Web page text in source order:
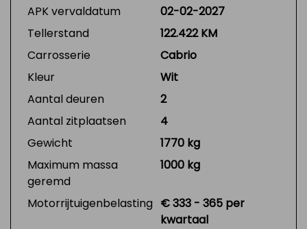
APK vervaldatum
02-02-2027
Tellerstand
122.422 KM
Carrosserie
Cabrio
Kleur
Wit
Aantal deuren
2
Aantal zitplaatsen
4
Gewicht
1770 kg
Maximum massa
geremd
1000 kg
Motorrijtuigenbelasting € 333 - 365 per
kwartaal